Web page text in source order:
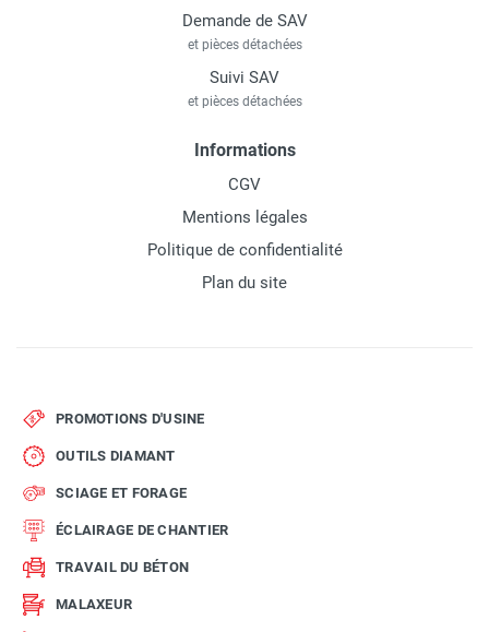
Demande de SAV
et pièces détachées
Suivi SAV
et pièces détachées
Informations
CGV
Mentions légales
Politique de confidentialité
Plan du site
PROMOTIONS D'USINE
OUTILS DIAMANT
SCIAGE ET FORAGE
ÉCLAIRAGE DE CHANTIER
TRAVAIL DU BÉTON
MALAXEUR